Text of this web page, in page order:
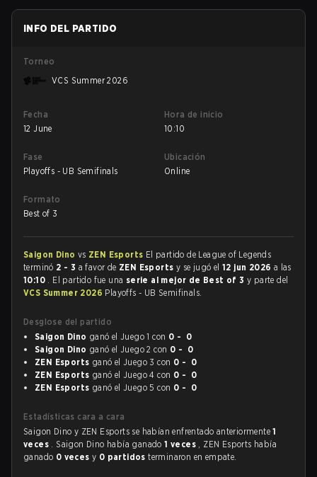
INFO DEL PARTIDO
Torneo
VCS Summer 2026
Fecha
12 June
Hora de inicio
10:10
Fase
Playoffs - UB Semifinals
Ubicación
Online
Formato
Best of 3
Saigon Dino vs ZEN Esports El partido de League of Legends
terminó 2 - 3 a favor de ZEN Esports y se jugó el12 jun 2026 a las
10:10 . El partido fue una serie al mejor de Best of 3y parte del
VCS Summer 2026 Playoffs - UB Semifinals.
Desglose del partido
Saigon Dino ganó el Juego 1 con 0 - 0
Saigon Dino ganó el Juego 2 con 0 - 0
ZEN Esports ganó el Juego 3 con 0 - 0
ZEN Esports ganó el Juego 4 con 0 - 0
ZEN Esports ganó el Juego 5 con 0 - 0
Estadísticas cara a cara
Saigon Dino y ZEN Esports se habían enfrentado anteriormente1
veces . Saigon Dino había ganado1 veces , ZEN Esports había
ganado 0 vecesy 0 partidosterminaron en empate.